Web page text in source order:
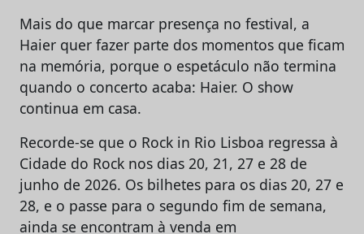
Mais do que marcar presença no festival, a
Haier quer fazer parte dos momentos que ficam
na memória, porque o espetáculo não termina
quando o concerto acaba: Haier. O show
continua em casa.
Recorde-se que o Rock in Rio Lisboa regressa à
Cidade do Rock nos dias 20, 21, 27 e 28 de
junho de 2026. Os bilhetes para os dias 20, 27 e
28, e o passe para o segundo fim de semana,
ainda se encontram à venda em